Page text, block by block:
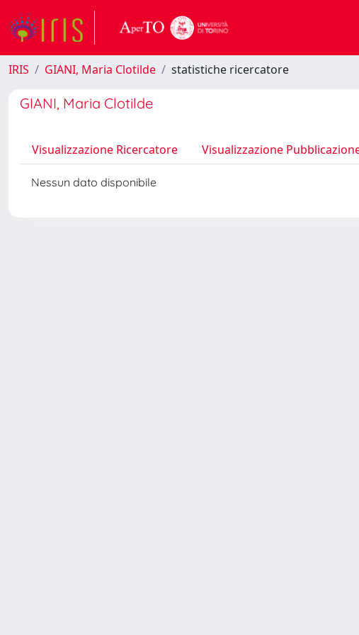
IRIS GIANI, Maria Clotilde statistiche ricercatore
GIANI, Maria Clotilde
Visualizzazione Ricercatore Visualizzazione
Nessun dato disponibile